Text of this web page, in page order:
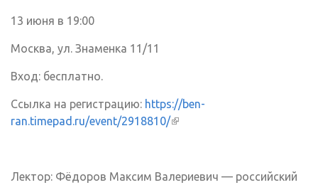
13 июня в 19:00
Москва, ул. Знаменка 11/11
Вход: бесплатно.
Ссылка на регистрацию: https://ben-
ran.timepad.ru/event/2918810/(внешняя ссылка)
Лектор: Фёдоров Максим Валериевич — российский